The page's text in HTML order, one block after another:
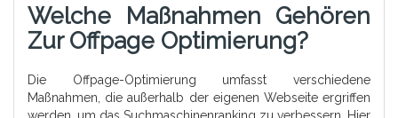
Welche Maßnahmen Gehören
Zur Offpage Optimierung?
Die Offpage-Optimierung umfasst verschiedene
Maßnahmen, die außerhalb der eigenen Webseite ergriffen